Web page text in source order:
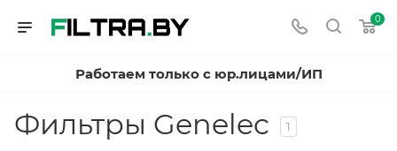
0
Работаем только с юр.лицами/ИП
Фильтры Genelec 1